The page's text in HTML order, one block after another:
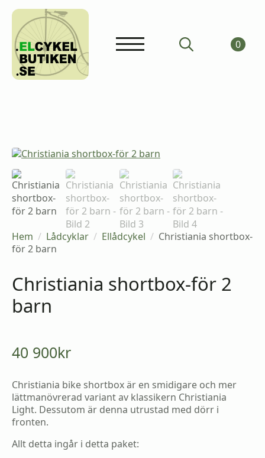
0
Hem Lådcyklar Ellådcykel
Christiania shortbox-
för 2 barn
Christiania shortbox-för 2
barn
40 900kr
Christiania bike shortbox är en smidigare och mer
lättmanövrerad variant av klassikern Christiania
Light. Dessutom är denna utrustad med dörr i
fronten.
Allt detta ingår i detta paket: